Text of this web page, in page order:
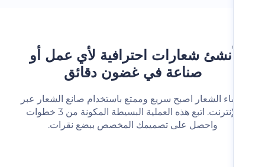
شعارات احترافية لأي عمل أو
صناعة في غضون دقائق
الشعار اصبح سريع وممتع باستخدام صانع الشعار عبر
الإنترنت. اتبع هذه العملية البسيطة المكونة من 3 خطوات
واحصل على تصميمك المخصص ببضع نقرات.‬